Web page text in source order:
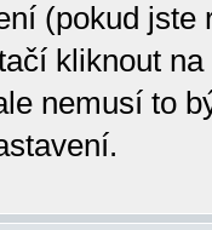
(pokud
kliknout
nemusí to